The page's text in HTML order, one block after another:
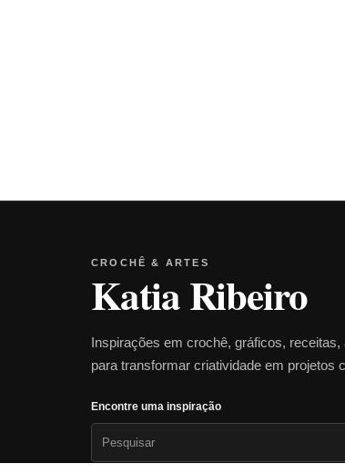
CROCHÊ & ARTES
Katia Ribeiro
Inspirações em crochê, gráficos,
para transformar criatividade em projetos
Encontre uma inspiração